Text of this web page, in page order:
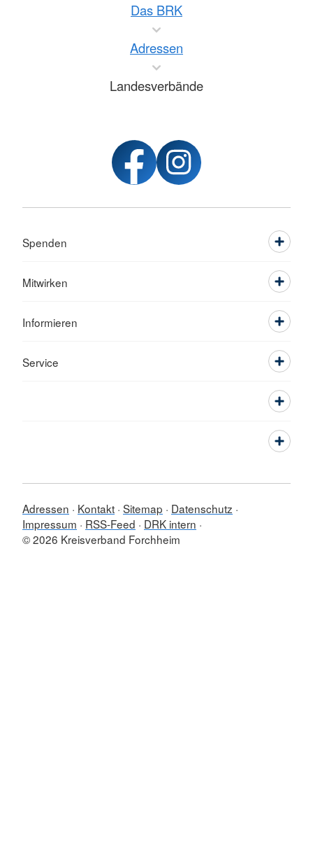
Das BRK
Adressen
Landesverbände
Spenden
Mitwirken
Informieren
Service
Adressen Kontakt Sitemap
Datenschutz
Impressum
RSS-Feed
DRK intern
© 2026 Kreisverband Forchheim